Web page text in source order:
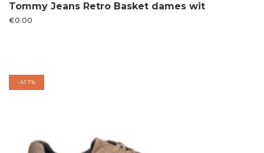
Tommy Jeans Retro Basket dames wit
€0.00
-41.7%